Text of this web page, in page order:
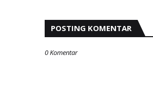
POSTING KOMENTAR
0 Komentar